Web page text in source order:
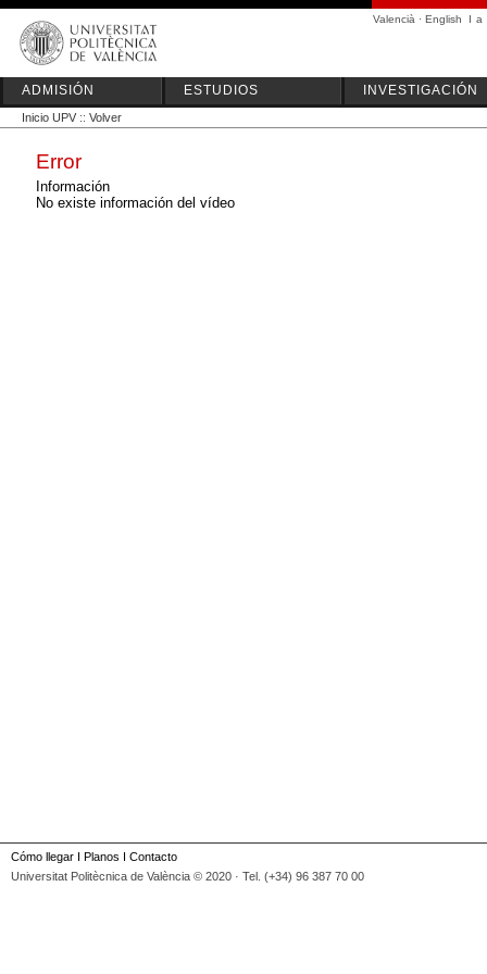
Valencià · English I a
ADMISIÓN ESTUDIOS INVESTIGACIÓN
Inicio UPV :: Volver
Error
Información
No existe información del vídeo
Cómo llegar I Planos I Contacto
Universitat Politècnica de València © 2020 · Tel. (+34) 96 387 70 00